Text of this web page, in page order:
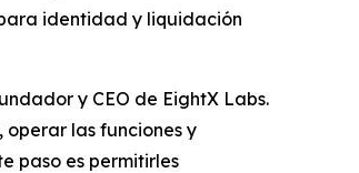
identidad y liquidación
y CEO de EightX Labs.
las funciones y
paso es permitirles